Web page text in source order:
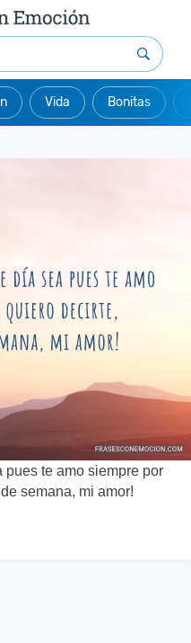
Vida Bonitas
te amo siempre por
semana, mi amor!